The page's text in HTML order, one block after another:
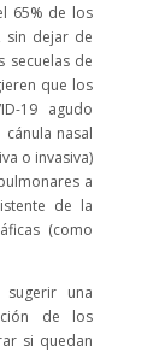
65% de los
sin dejar de
secuelas de
que los
19 agudo
nasal
o invasiva)
a
de la
(como
sugerir una
de los
si quedan